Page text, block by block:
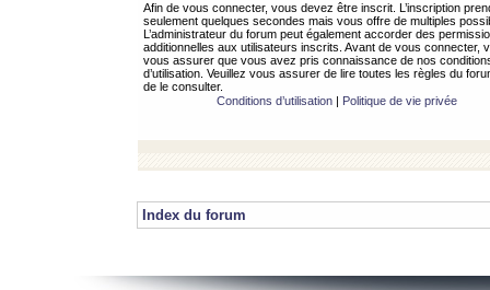
Afin de vous connecter, vous devez être inscrit. L’inscription
seulement quelques secondes mais vous offre de multiples
L’administrateur du forum peut également accorder des
additionnelles aux utilisateurs inscrits. Avant de vous connecter,
vous assurer que vous avez pris connaissance de nos
d’utilisation. Veuillez vous assurer de lire toutes les règles du
de le consulter.
Conditions d’utilisation| Politique de vie privée
Index du forum